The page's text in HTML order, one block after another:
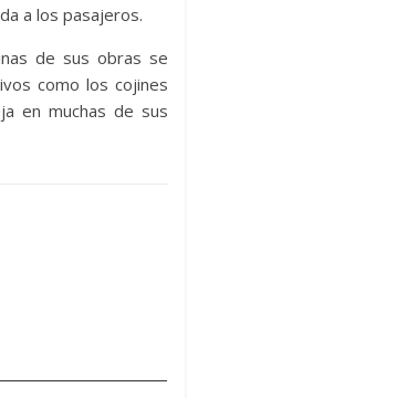
a los pasajeros.
de sus obras se
como los cojines
en muchas de sus